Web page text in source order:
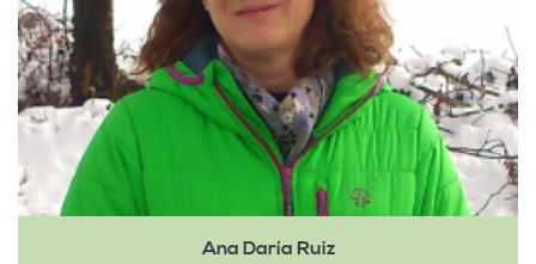
Ana Daría Ruiz